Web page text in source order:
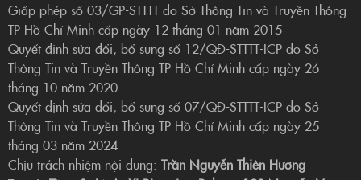
Giấp phép số 03/GP-STTTT do Sở Thông Tin và Truyền Thông
TP Hồ Chí Minh cấp ngày 12 tháng 01 năm 2015
Quyết định sửa đổi, bổ sung số 12/QĐ-STTTT-ICP do Sở
Thông Tin và Truyền Thông TP Hồ Chí Minh cấp ngày 26
tháng 10 năm 2020
Quyết định sửa đổi, bổ sung số 07/QĐ-STTTT-ICP do Sở
Thông Tin và Truyền Thông TP Hồ Chí Minh cấp ngày 25
tháng 03 năm 2024
Chịu trách nhiệm nội dung: Trần Nguyễn Thiên Hương